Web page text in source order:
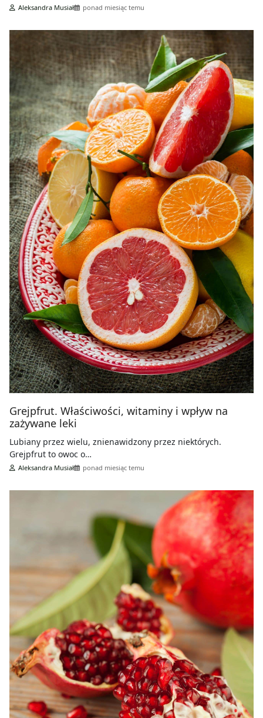
Aleksandra Musiał ponad miesiąc temu
Grejpfrut. Właściwości, witaminy i wpływ na
zażywane leki
Lubiany przez wielu, znienawidzony przez niektórych.
Grejpfrut to owoc o…
Aleksandra Musiał ponad miesiąc temu